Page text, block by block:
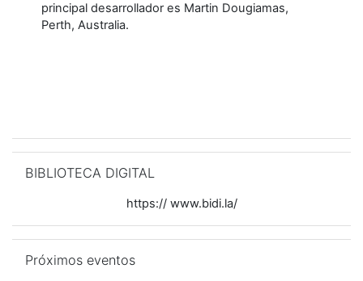
principal desarrollador es Martin Dougiamas,
Perth, Australia.
BIBLIOTECA DIGITAL
https:// www.bidi.la/
Próximos eventos